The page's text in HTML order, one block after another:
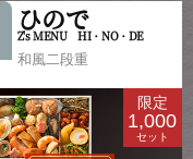
ひので
Z's MENU HI・NO・DE
和風二段重
限定
1,000
セット